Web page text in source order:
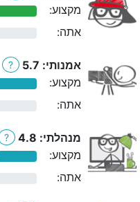
מקצוע:
אתה:
אמנותי: 5.7 ?
מקצוע:
אתה:
מנהלתי: 4.8 ?
מקצוע:
אתה: